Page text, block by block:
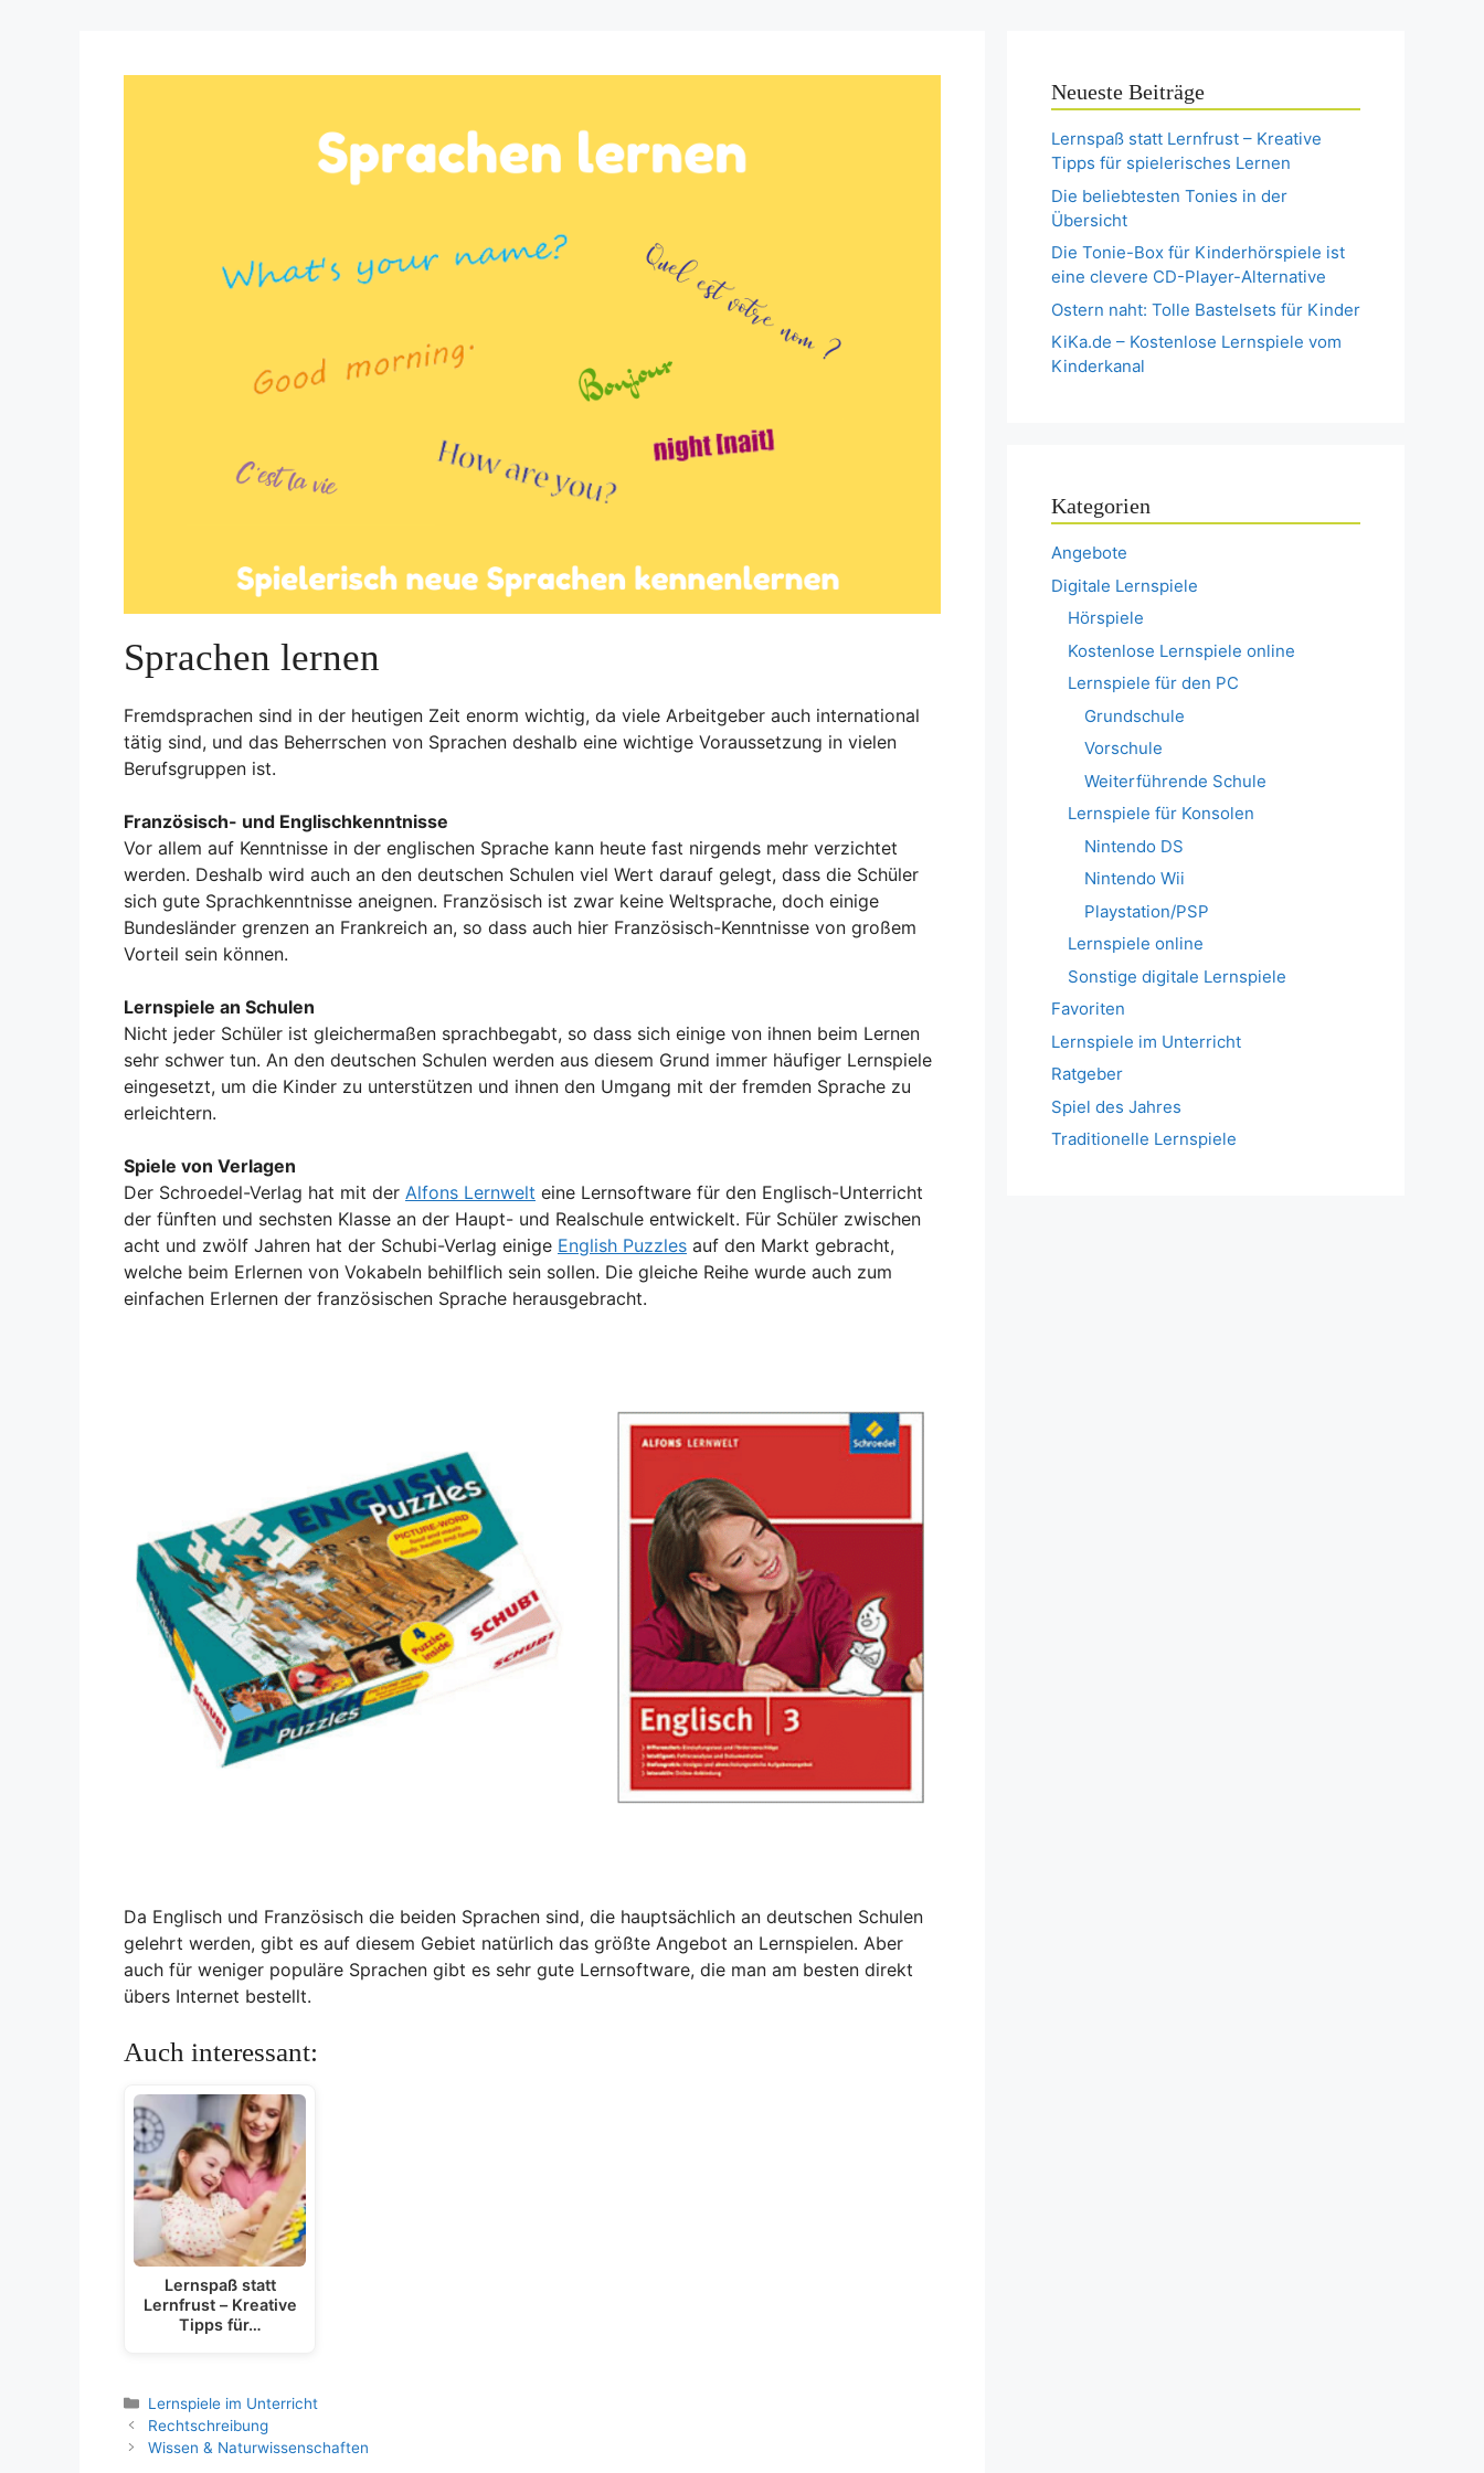
Sprachen lernen
Fremdsprachen sind in der heutigen Zeit enorm wichtig, da viele Arbeitgeber auch international
tätig sind, und das Beherrschen von Sprachen deshalb eine wichtige Voraussetzung in vielen
Berufsgruppen ist.
Französisch- und Englischkenntnisse
Vor allem auf Kenntnisse in der englischen Sprache kann heute fast nirgends mehr verzichtet
werden. Deshalb wird auch an den deutschen Schulen viel Wert darauf gelegt, dass die Schüler
sich gute Sprachkenntnisse aneignen. Französisch ist zwar keine Weltsprache, doch einige
Bundesländer grenzen an Frankreich an, so dass auch hier Französisch-Kenntnisse von großem
Vorteil sein können.
Lernspiele an Schulen
Nicht jeder Schüler ist gleichermaßen sprachbegabt, so dass sich einige von ihnen beim Lernen
sehr schwer tun. An den deutschen Schulen werden aus diesem Grund immer häufiger Lernspiele
eingesetzt, um die Kinder zu unterstützen und ihnen den Umgang mit der fremden Sprache zu
erleichtern.
Spiele von Verlagen
Der Schroedel-Verlag hat mit der Alfons Lernwelt eine Lernsoftware für den Englisch-Unterricht
der fünften und sechsten Klasse an der Haupt- und Realschule entwickelt. Für Schüler zwischen
acht und zwölf Jahren hat der Schubi-Verlag einige English Puzzles auf den Markt gebracht,
welche beim Erlernen von Vokabeln behilflich sein sollen. Die gleiche Reihe wurde auch zum
einfachen Erlernen der französischen Sprache herausgebracht.
Da Englisch und Französisch die beiden Sprachen sind, die hauptsächlich an deutschen Schulen
gelehrt werden, gibt es auf diesem Gebiet natürlich das größte Angebot an Lernspielen. Aber
auch für weniger populäre Sprachen gibt es sehr gute Lernsoftware, die man am besten direkt
übers Internet bestellt.
Auch interessant:
Lernspaß statt
Lernfrust – Kreative
Tipps für…
Kategorien
Lernspiele im Unterricht
Rechtschreibung
Wissen & Naturwissenschaften
Neueste Beiträge
Lernspaß statt Lernfrust – Kreative
Tipps für spielerisches Lernen
Die beliebtesten Tonies in der
Übersicht
Die Tonie-Box für Kinderhörspiele ist
eine clevere CD-Player-Alternative
Ostern naht: Tolle Bastelsets für Kinder
KiKa.de – Kostenlose Lernspiele vom
Kinderkanal
Kategorien
Angebote
Digitale Lernspiele
Hörspiele
Kostenlose Lernspiele online
Lernspiele für den PC
Grundschule
Vorschule
Weiterführende Schule
Lernspiele für Konsolen
Nintendo DS
Nintendo Wii
Playstation/PSP
Lernspiele online
Sonstige digitale Lernspiele
Favoriten
Lernspiele im Unterricht
Ratgeber
Spiel des Jahres
Traditionelle Lernspiele